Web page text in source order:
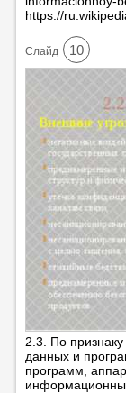
https://
Cлайд 10
2.3. По
данных и
программ,